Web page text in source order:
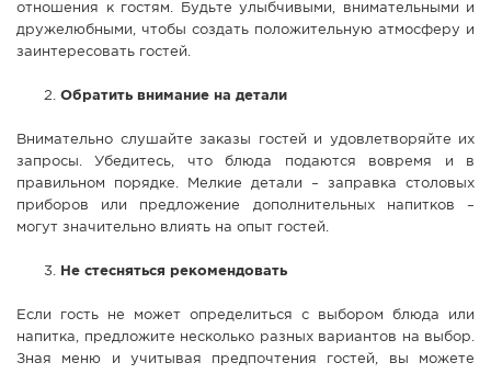
ГОЛОСОВАНИЯ
ПРЕДЛОЖИТЬ НОВОСТЬ
отношения к гостям. Будьте улыбчивыми, внимательными и
дружелюбными, чтобы создать положительную атмосферу и
заинтересовать гостей.
Обратить внимание на детали
Внимательно слушайте заказы гостей и удовлетворяйте их
запросы. Убедитесь, что блюда подаются вовремя и в
правильном порядке. Мелкие детали – заправка столовых
приборов или предложение дополнительных напитков –
могут значительно влиять на опыт гостей.
Не стесняться рекомендовать
Если гость не может определиться с выбором блюда или
напитка, предложите несколько разных вариантов на выбор.
Зная меню и учитывая предпочтения гостей, вы можете